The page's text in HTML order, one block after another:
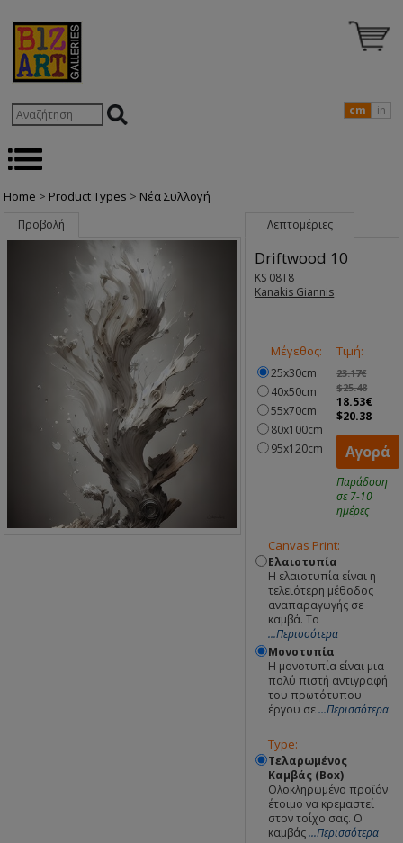
cm in
Home > Product Types > Nέα Συλλογή
Προβολή Λεπτομέριες
Driftwood 10
KS 08T8
Kanakis Giannis
Μέγεθος:
25x30cm
40x50cm
55x70cm
80x100cm
95x120cm
Τιμή:
23.17€
$25.48
18.53€
$20.38
Αγορά
Παράδοση
σε 7-10
ημέρες
Canvas Print:
Ελαιοτυπία
Η ελαιοτυπία είναι η
τελειότερη μέθοδος
αναπαραγωγής σε
καμβά. Το
...Περισσότερα
Μονοτυπία
Η μονοτυπία είναι μια
πολύ πιστή αντιγραφή
του πρωτότυπου
έργου σε...Περισσότερα
Type:
Τελαρωμένος
Καμβάς (Box)
Ολοκληρωμένο προϊόν
έτοιμο να κρεμαστεί
στον τοίχο σας. Ο
καμβάς...Περισσότερα